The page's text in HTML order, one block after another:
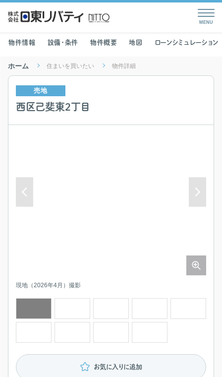
物件情報 設備・条件 物件概要 地図 ローンシミュレーション
ホーム 住まいを買いたい 物件詳細
売地
西区己斐東2丁目
現地（2026年4月）撮影
現地（2026年4月）撮影
現地（2026年4月）撮影
現地（2026年4月）撮影
広島市立己斐東小学校 388m
広島市立己斐中学校 1979m
セブンイレブン 広島己斐上3丁目店 1161m
ゆめマート己斐 1223m
お気に入りに追加